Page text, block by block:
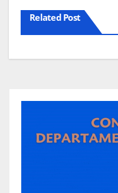
Related Post